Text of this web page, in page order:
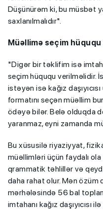
Düşünürəm ki, bu müsbət
saxlanılmalıdır".
Müəllimə seçim
"Digər bir təklifim isə
seçim hüququ verilməlidir.
istəyən isə kağız
formatını seçən müəllim
ödəyə bilər. Belə olduqda
yaranmaz, eyni zamanda
Bu xüsusilə riyaziyyat,
müəllimləri üçün faydalı ola
qrammatik təhlillər və
daha rahat olur. Mən
mərhələsində 56 bal
imtahanı kağız daşıyıcısı